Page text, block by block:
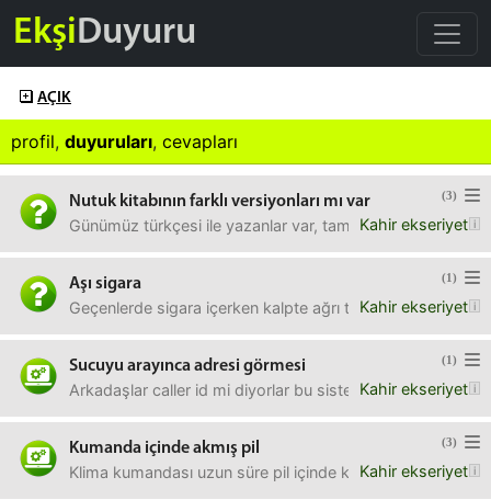
EkşiDuyuru
AÇIK
profil, duyuruları, cevapları
(3)
Nutuk kitabının farklı versiyonları mı var
Kahir ekseriyet
Günümüz türkçesi ile yazanlar var, tam metin yazanlar
(1)
Aşı sigara
Kahir ekseriyet
Geçenlerde sigara içerken kalpte ağrı tarzı bişey oldu,
(1)
Sucuyu arayınca adresi görmesi
Kahir ekseriyet
Arkadaşlar caller id mi diyorlar bu sisteme, onun fiziki
(3)
Kumanda içinde akmış pil
Kahir ekseriyet
Klima kumandası uzun süre pil içinde kalmış, piller